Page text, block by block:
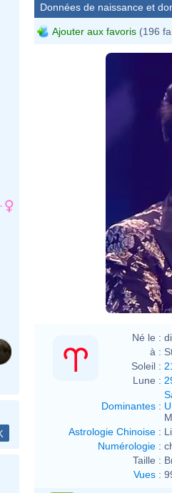
Données de naissance et
Ajouter aux favoris (196
Né le :
à :
Soleil :
Lune :
Dominantes :
Astrologie Chinoise :
Numérologie :
Taille :
Vues :